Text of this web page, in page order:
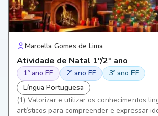
Marcella Gomes de Lima
Atividade de Natal 1º/2º ano
1º ano EF 2º ano EF
3º ano EF
Língua Portuguesa
(1) Valorizar e utilizar os conhecimentos
artísticos para compreender e expressar